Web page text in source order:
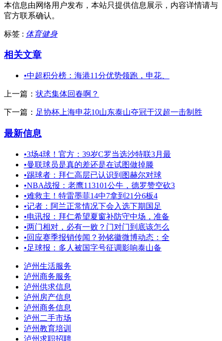
本信息由网络用户发布， 本站只提供信息展示，内容详情请与
官方联系确认。
标签 : 体育健身
相关文章
•中超积分榜：海港11分优势领跑，申花、
上一篇： 状态集体回春啊？
下一篇： 足协杯上海申花10山东泰山夺冠于汉超一击制胜
最新信息
•3场4球！官方：39岁C罗当选沙特联3月最
•曼联球员是真的差还是在试图做掉滕
•踢球者：拜仁高层已认识到图赫尔对球
•NBA战报：老鹰113101公牛，德罗赞空砍3
•难救主！特雷墨菲14中7拿到21分6板4
•记者：阿兰正常情况下会入选下期国足
•电讯报：拜仁希望夏窗补防守中场，准备
•两门相对，必有一败？门对门到底该怎么
•回应赛季报销传闻？孙铭徽微博动态：全
•足球报：多人被国字号征调影响泰山备
泸州生活服务
泸州商务服务
泸州供求信息
泸州房产信息
泸州商务信息
泸州二手市场
泸州教育培训
泸州求职招聘